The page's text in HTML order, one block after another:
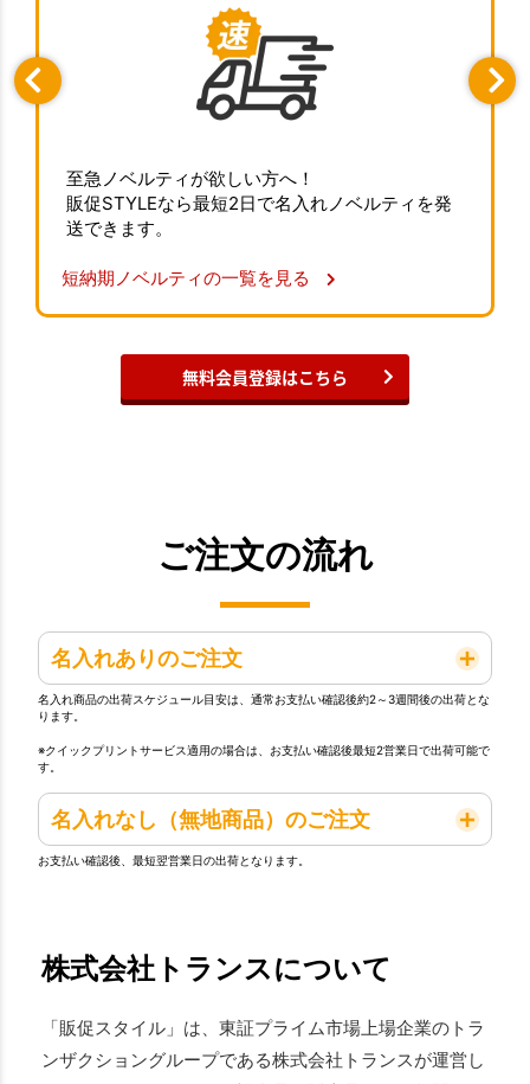
至急ノベルティが欲しい方へ！
販促STYLEなら最短2日で名入れノベルティを発
送できます。
短納期ノベルティの一覧を見る
無料会員登録はこちら
ご注文の流れ
名入れありのご注文
名入れ商品の出荷スケジュール目安は、通常お支払い確認後約2～3週間後の出荷とな
ります。
※クイックプリントサービス適用の場合は、お支払い確認後最短2営業日で出荷可能で
す。
名入れなし（無地商品）のご注文
お支払い確認後、最短翌営業日の出荷となります。
株式会社トランスについて
「販促スタイル」は、東証プライム市場上場企業のトラ
ンザクショングループである株式会社トランスが運営し